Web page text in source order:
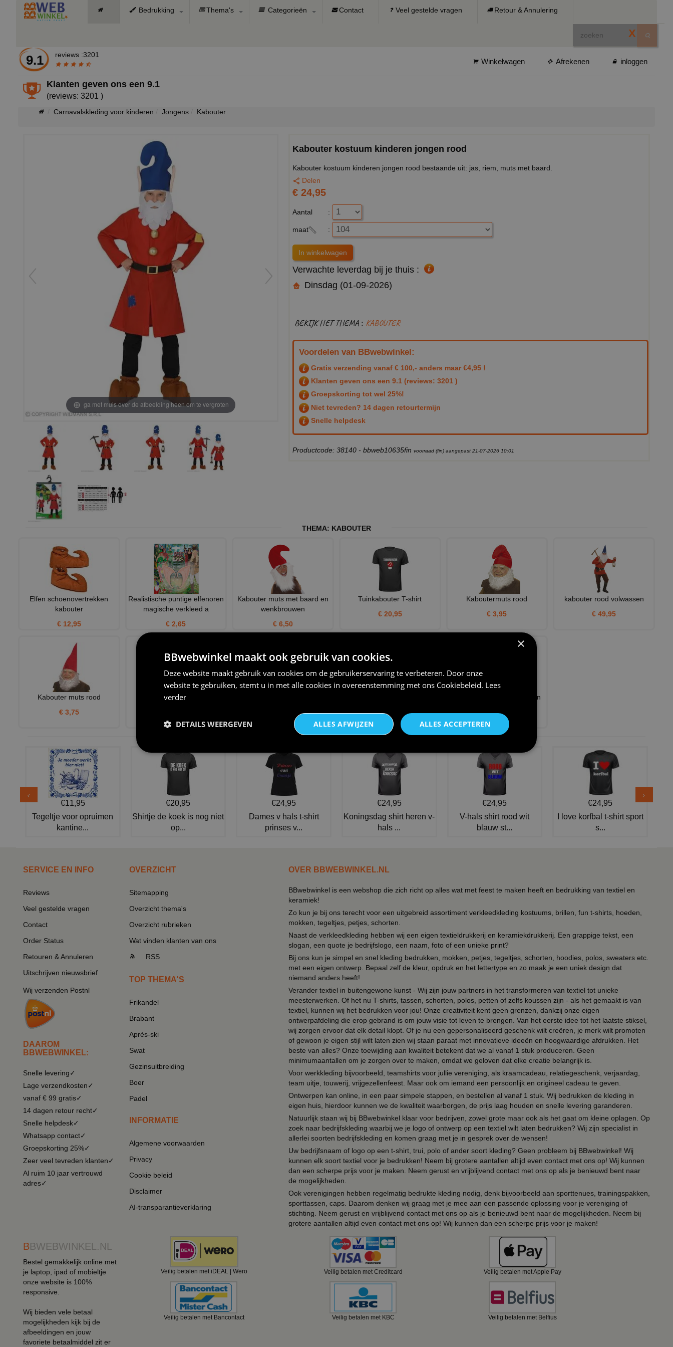
Bedrukking Thema's Categorieën Contact Veel gestelde vragen Retour & Annulering
X
9.1 reviews :3201
Winkelwagen Afrekenen inloggen
Klanten geven ons een9.1
(reviews: 3201 )
Carnavalskleding voor kinderen Jongens Kabouter
ga met muis over de afbeelding heen om te vergroten
Kabouter kostuum kinderen jongen rood
Kabouter kostuum kinderen jongen rood bestaande uit: jas, riem, muts met baard.
Delen
€ 24,95
Aantal :
maat :
Verwachte leverdag bij je thuis :
Dinsdag (01-09-2026)
BEKIJK HET THEMA : KABOUTER
Voordelen van BBwebwinkel:
Gratis verzending vanaf € 100,- anders maar €4,95 !
Klanten geven ons een 9.1 (reviews: 3201 )
Groepskorting tot wel 25%!
Niet tevreden? 14 dagen retourtermijn
Snelle helpdesk
Productcode: 38140 - bbweb10635fin voorraad (fin) aangepast 21-07-2026 10:01
THEMA: KABOUTER
Elfen schoenovertrekken
kabouter
€ 12,95
Realistische puntige elfenoren
magische verkleed a
€ 2,65
Kabouter muts met baard en
wenkbrouwen
€ 6,50
Tuinkabouter T-shirt
€ 20,95
Kaboutermuts rood
€ 3,95
kabouter rood volwassen
€ 49,95
Kabouter muts rood
€ 3,75
Kabouter T-shirt
€ 49,95
Kabouter kostuum kinderen
€ 24,95
NIEUW IN DE COLLECTIE
€11,95
Tegeltje voor opruimen
kantine...
€20,95
Shirtje de koek is nog niet
op...
€24,95
Dames v hals t-shirt
prinses v...
€24,95
Koningsdag shirt heren v-
hals ...
€24,95
V-hals shirt rood wit
blauw st...
€24,95
I love korfbal t-shirt sport
s...
SERVICE EN INFO
Reviews
Veel gestelde vragen
Contact
Order Status
Retouren & Annuleren
Uitschrijven nieuwsbrief
Wij verzenden Postnl
DAAROM
BBWEBWINKEL:
Snelle levering✓
Lage verzendkosten✓
vanaf € 99 gratis✓
14 dagen retour recht✓
Snelle helpdesk✓
Whatsapp contact✓
Groepskorting 25%✓
Zeer veel tevreden klanten✓
Al ruim 10 jaar vertrouwd
adres✓
OVERZICHT
Sitemapping
Overzicht thema's
Overzicht rubrieken
Wat vinden klanten van ons
RSS
TOP THEMA'S
Frikandel
Brabant
Après-ski
Swat
Gezinsuitbreiding
Boer
Padel
INFORMATIE
Algemene voorwaarden
Privacy
Cookie beleid
Disclaimer
AI-transparantieverklaring
OVER BBWEBWINKEL.NL
BBwebwinkel is een webshop die zich richt op alles wat met feest te maken heeft en bedrukking van textiel en
keramiek!
Zo kun je bij ons terecht voor een uitgebreid assortiment verkleedkleding kostuums, brillen, fun t-shirts, hoeden,
mokken, tegeltjes, petjes, schorten.
Naast de verkleedkleding hebben wij een eigen textieldrukkerij en keramiekdrukkerij. Een grappige tekst, een
slogan, een quote je bedrijfslogo, een naam, foto of een unieke print?
Bij ons kun je simpel en snel kleding bedrukken, mokken, petjes, tegeltjes, schorten, hoodies, polos, sweaters etc.
met een eigen ontwerp. Bepaal zelf de kleur, opdruk en het lettertype en zo maak je een uniek design dat
niemand anders heeft!
Verander textiel in buitengewone kunst - Wij zijn jouw partners in het transformeren van textiel tot unieke
meesterwerken. Of het nu T-shirts, tassen, schorten, polos, petten of zelfs koussen zijn - als het gemaakt is van
textiel, kunnen wij het bedrukken voor jou! Onze creativiteit kent geen grenzen, dankzij onze eigen
ontwerpafdeling die erop gebrand is om jouw visie tot leven te brengen. Van het eerste idee tot het laatste stiksel,
wij zorgen ervoor dat elk detail klopt. Of je nu een gepersonaliseerd geschenk wilt creëren, je merk wilt promoten
of gewoon je eigen stijl wilt laten zien wij staan paraat met innovatieve ideeën en hoogwaardige afdrukken. Het
beste van alles? Onze toewijding aan kwaliteit betekent dat we al vanaf 1 stuk produceren. Geen
minimumaantallen om je zorgen over te maken, omdat we geloven dat elke creatie belangrijk is.
Voor werkkleding bijvoorbeeld, teamshirts voor jullie vereniging, als kraamcadeau, relatiegeschenk, verjaardag,
team uitje, touwerij, vrijgezellenfeest. Maar ook om iemand een persoonlijk en origineel cadeau te geven.
Ontwerpen kan online, in een paar simpele stappen, en bestellen al vanaf 1 stuk. Wij bedrukken de kleding in
eigen huis, hierdoor kunnen we de kwaliteit waarborgen, de prijs laag houden en snelle levering garanderen.
Natuurlijk staan wij bij BBwebwinkel klaar voor bedrijven, zowel grote maar ook als het gaat om kleine oplagen. Op
zoek naar bedrijfskleding waarbij we je logo of ontwerp op een textiel wilt laten bedrukken? Wij zijn specialist in
allerlei soorten bedrijfskleding en komen graag met je in gesprek over de wensen!
Uw bedrijfsnaam of logo op een t-shirt, trui, polo of ander soort kleding? Geen probleem bij BBwebwinkel! Wij
kunnen elk soort textiel voor je bedrukken! Neem bij grotere aantallen altijd even contact met ons op! Wij kunnen
dan een scherpe prijs voor je maken. Neem gerust en vrijblijvend contact met ons op als je benieuwd bent naar
de mogelijkheden.
Ook verenigingen hebben regelmatig bedrukte kleding nodig, denk bijvoorbeeld aan sporttenues, trainingspakken,
sporttassen, caps. Daarom denken wij graag met je mee aan een passende oplossing voor je vereniging of
stichting. Neem gerust en vrijblijvend contact met ons op als je benieuwd bent naar de mogelijkheden. Neem bij
grotere aantallen altijd even contact met ons op! Wij kunnen dan een scherpe prijs voor je maken!
BBWEBWINKEL.NL
Bestel gemakkelijk online met
je laptop, ipad of mobieltje
onze website is 100%
responsive.
Wij bieden vele betaal
mogelijkheden kijk bij de
afbeeldingen en jouw
favoriete betaalmiddel zit er
Veilig betalen met iDEAL | Wero Veilig betalen met Creditcard Veilig betalen met Apple Pay
Veilig betalen met Bancontact Veilig betalen met KBC Veilig betalen met Belfius
×
BBwebwinkel maakt ook gebruik van cookies.
Deze website maakt gebruik van cookies om de gebruikerservaring te verbeteren. Door onze
website te gebruiken, stemt u in met alle cookies in overeenstemming met ons Cookiebeleid. Lees
verder
ALLES ACCEPTEREN
ALLES AFWIJZEN
DETAILS WEERGEVEN